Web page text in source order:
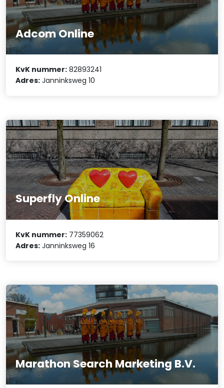
Adcom Online
KvK nummer: 82893241
Adres: Janninksweg 10
Superfly Online
KvK nummer: 77359062
Adres: Janninksweg 16
Marathon Search Marketing B.V.